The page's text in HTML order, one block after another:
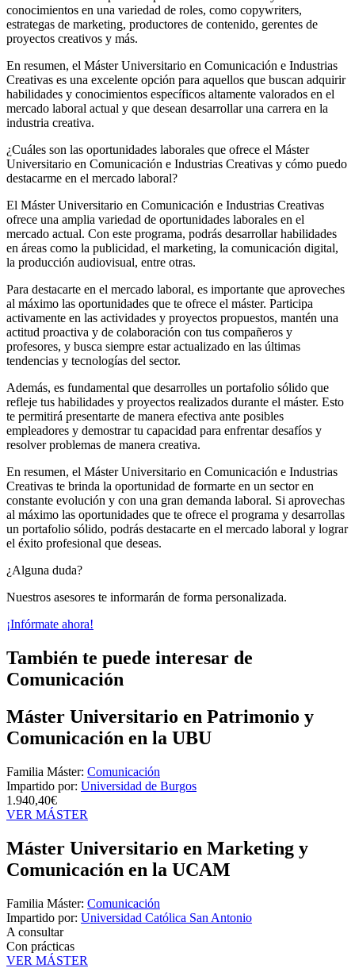
conocimientos en una variedad de roles, como copywriters,
estrategas de marketing, productores de contenido, gerentes de
proyectos creativos y más.
En resumen, el Máster Universitario en Comunicación e Industrias
Creativas es una excelente opción para aquellos que buscan adquirir
habilidades y conocimientos específicos altamente valorados en el
mercado laboral actual y que desean desarrollar una carrera en la
industria creativa.
¿Cuáles son las oportunidades laborales que ofrece el Máster
Universitario en Comunicación e Industrias Creativas y cómo puedo
destacarme en el mercado laboral?
El Máster Universitario en Comunicación e Industrias Creativas
ofrece una amplia variedad de oportunidades laborales en el
mercado actual. Con este programa, podrás desarrollar habilidades
en áreas como la publicidad, el marketing, la comunicación digital,
la producción audiovisual, entre otras.
Para destacarte en el mercado laboral, es importante que aproveches
al máximo las oportunidades que te ofrece el máster. Participa
activamente en las actividades y proyectos propuestos, mantén una
actitud proactiva y de colaboración con tus compañeros y
profesores, y busca siempre estar actualizado en las últimas
tendencias y tecnologías del sector.
Además, es fundamental que desarrolles un portafolio sólido que
refleje tus habilidades y proyectos realizados durante el máster. Esto
te permitirá presentarte de manera efectiva ante posibles
empleadores y demostrar tu capacidad para enfrentar desafíos y
resolver problemas de manera creativa.
En resumen, el Máster Universitario en Comunicación e Industrias
Creativas te brinda la oportunidad de formarte en un sector en
constante evolución y con una gran demanda laboral. Si aprovechas
al máximo las oportunidades que te ofrece el programa y desarrollas
un portafolio sólido, podrás destacarte en el mercado laboral y lograr
el éxito profesional que deseas.
¿Alguna duda?
Nuestros asesores te informarán de forma personalizada.
¡Infórmate ahora!
También te puede interesar de
Comunicación
Máster Universitario en Patrimonio y
Comunicación en la UBU
Familia Máster: Comunicación
Impartido por: Universidad de Burgos
1.940,40€
VER MÁSTER
Máster Universitario en Marketing y
Comunicación en la UCAM
Familia Máster: Comunicación
Impartido por: Universidad Católica San Antonio
A consultar
Con prácticas
VER MÁSTER